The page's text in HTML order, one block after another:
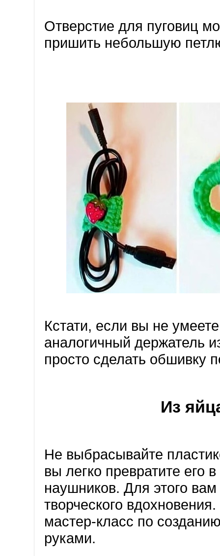
Отверстие для пуговиц
пришить небольшую
Кстати, если вы не
аналогичный держатель
просто сделать обшивку
Из
Не выбрасывайте
вы легко превратите его
наушников. Для этого
творческого
мастер-класс по
руками.